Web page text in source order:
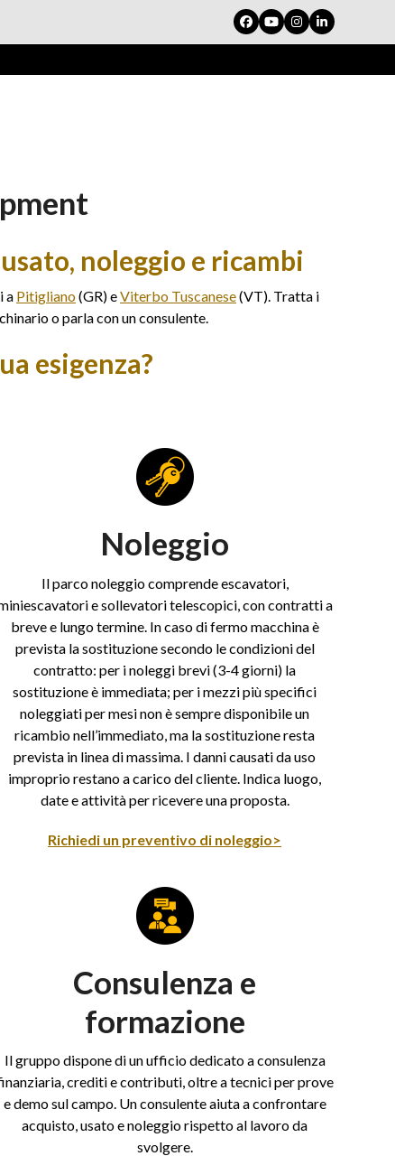
Facebook
YouTubeInstagram
LinkedIn
noleggio e ricambi
a Pitigliano(GR) eViterbo Tuscanese(VT). Tratta i
o parla con un consulente.
esigenza?
Noleggio
Il parco noleggio comprende escavatori,
e sollevatori telescopici, con contratti a
breve e lungo termine. In caso di fermo macchina è
prevista la sostituzione secondo le condizioni del
contratto: per i noleggi brevi (3-4 giorni) la
sostituzione è immediata; per i mezzi più specifici
noleggiati per mesi non è sempre disponibile un
ricambio nell’immediato, ma la sostituzione resta
prevista in linea di massima. I danni causati da uso
improprio restano a carico del cliente. Indica luogo,
date e attività per ricevere una proposta.
Richiedi un preventivo di noleggio>
Consulenza e
formazione
Il gruppo dispone di un ufficio dedicato a consulenza
crediti e contributi, oltre a tecnici per prove
e demo sul campo. Un consulente aiuta a confrontare
acquisto, usato e noleggio rispetto al lavoro da
svolgere.